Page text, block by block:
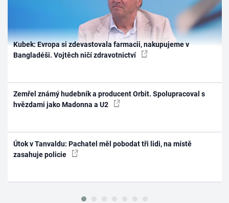
Kubek: Evropa si zdevastovala farmacii, nakupujeme v
Bangladéši. Vojtěch ničí zdravotnictví
Zemřel známý hudebník a producent Orbit. Spolupracoval s
hvězdami jako Madonna a U2
Útok v Tanvaldu: Pachatel měl pobodat tři lidi, na místě
zasahuje policie